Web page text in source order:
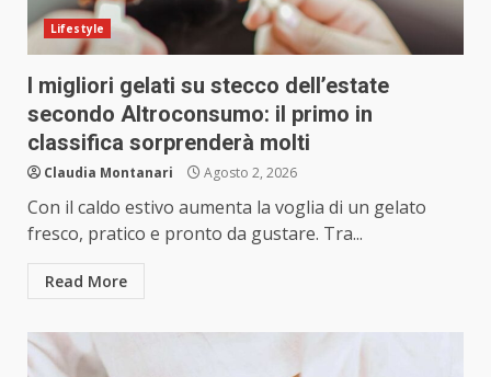
Lifestyle
I migliori gelati su stecco dell’estate
secondo Altroconsumo: il primo in
classifica sorprenderà molti
Claudia Montanari Agosto 2, 2026
Con il caldo estivo aumenta la voglia di un gelato
fresco, pratico e pronto da gustare. Tra...
Read More